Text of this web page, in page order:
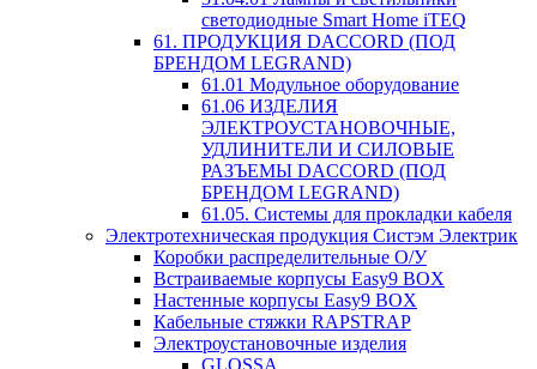
светодиодные Smart Home iTEQ
61. ПРОДУКЦИЯ DACCORD (ПОД
БРЕНДОМ LEGRAND)
61.01 Модульное оборудование
61.06 ИЗДЕЛИЯ
ЭЛЕКТРОУСТАНОВОЧНЫЕ,
УДЛИНИТЕЛИ И СИЛОВЫЕ
РАЗЪЕМЫ DACCORD (ПОД
БРЕНДОМ LEGRAND)
61.05. Системы для прокладки кабеля
Электротехническая продукция Систэм Электрик
Коробки распределительные О/У
Встраиваемые корпусы Easy9 BOX
Настенные корпусы Easy9 BOX
Кабельные стяжки RAPSTRAP
Электроустановочные изделия
GLOSSA